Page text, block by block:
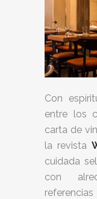
Con
entre los
carta de
la revista
cuidada
con